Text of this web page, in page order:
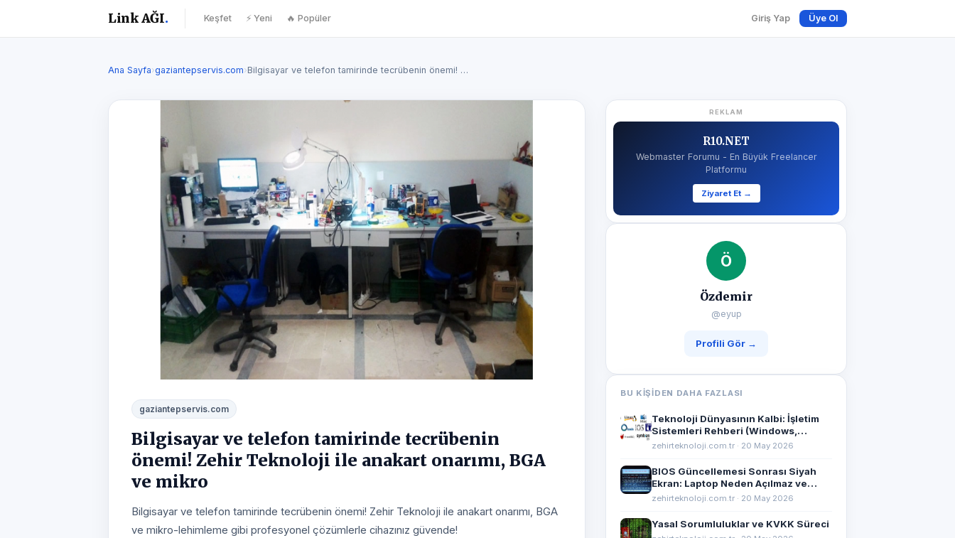
Link AĞI. Keşfet ⚡ Yeni 🔥 Popüler Giriş Yap Üye Ol
Ana Sayfa›gaziantepservis.com›Bilgisayar ve telefon tamirinde tecrübenin önemi! …
gaziantepservis.com
Bilgisayar ve telefon tamirinde tecrübenin
önemi! Zehir Teknoloji ile anakart onarımı, BGA
ve mikro
Bilgisayar ve telefon tamirinde tecrübenin önemi! Zehir Teknoloji ile anakart onarımı, BGA
ve mikro-lehimleme gibi profesyonel çözümlerle cihazınız güvende!
REKLAM
R10.NET
Webmaster Forumu - En Büyük Freelancer
Platformu
Ziyaret Et →
Ö
Özdemir
@eyup
Profili Gör →
BU KIŞIDEN DAHA FAZLASI
Teknoloji Dünyasının Kalbi: İşletim
Sistemleri Rehberi (Windows,
macOS, Linux ve Mobil)
zehirteknoloji.com.tr · 20 May 2026
BIOS Güncellemesi Sonrası Siyah
Ekran: Laptop Neden Açılmaz ve
Nasıl Kurtarılır?
zehirteknoloji.com.tr · 20 May 2026
Yasal Sorumluluklar ve KVKK Süreci